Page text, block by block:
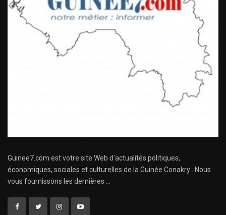
Guinee7.com est votre site Web d'actualités politiques,
économiques, sociales et culturelles de la Guinée Conakry . Nous
vous fournissons les dernières ...